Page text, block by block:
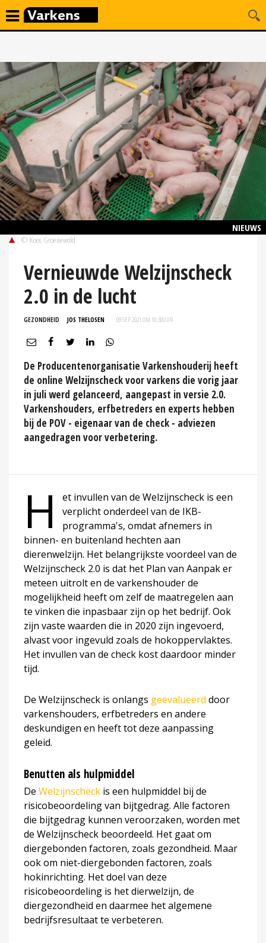
NIEUWS
© Koos Groenewold
Vernieuwde Welzijnscheck
2.0 in de lucht
GEZONDHEID JOS THELOSEN 09 SEP 2021 OM 10:30UUR
De Producentenorganisatie Varkenshouderij heeft
de online Welzijnscheck voor varkens die vorig jaar
in juli werd gelanceerd, aangepast in versie 2.0.
Varkenshouders, erfbetreders en experts hebben
bij de POV - eigenaar van de check - adviezen
aangedragen voor verbetering.
H
et invullen van de Welzijnscheck is een
verplicht onderdeel van de IKB-
programma's, omdat afnemers in
binnen- en buitenland hechten aan
dierenwelzijn. Het belangrijkste voordeel van de
Welzijnscheck 2.0 is dat het Plan van Aanpak er
meteen uitrolt en de varkenshouder de
mogelijkheid heeft om zelf de maatregelen aan
te vinken die inpasbaar zijn op het bedrijf. Ook
zijn vaste waarden die in 2020 zijn ingevoerd,
alvast voor ingevuld zoals de hokoppervlaktes.
Het invullen van de check kost daardoor minder
tijd.
De Welzijnscheck is onlangs geëvalueerd door
varkenshouders, erfbetreders en andere
deskundigen en heeft tot deze aanpassing
geleid.
Benutten als hulpmiddel
De Welzijnscheck is een hulpmiddel bij de
risicobeoordeling van bijtgedrag. Alle factoren
die bijtgedrag kunnen veroorzaken, worden met
de Welzijnscheck beoordeeld. Het gaat om
diergebonden factoren, zoals gezondheid. Maar
ook om niet-diergebonden factoren, zoals
hokinrichting. Het doel van deze
risicobeoordeling is het dierwelzijn, de
diergezondheid en daarmee het algemene
bedrijfsresultaat te verbeteren.